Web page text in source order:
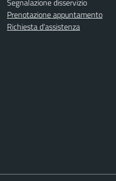
Prenotazione appuntamento
Richiesta d'assistenza